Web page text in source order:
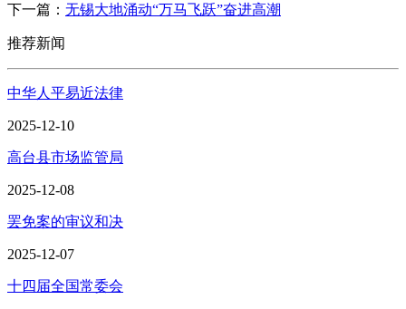
下一篇： 无锡大地涌动“万马飞跃”奋进高潮
推荐新闻
中华人平易近法律
2025-12-10
高台县市场监管局
2025-12-08
罢免案的审议和决
2025-12-07
十四届全国常委会